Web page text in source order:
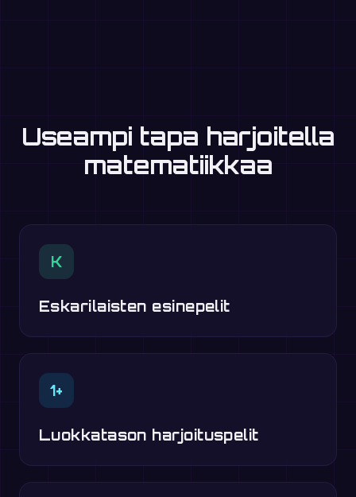
Useampi tapa harjoitella
matematiikkaa
K
Eskarilaisten esinepelit
1+
Luokkatason harjoituspelit